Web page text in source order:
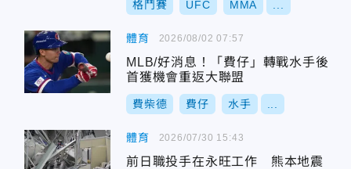
格鬥賽 UFC MMA
體育
MLB/好消息！「費仔」轉戰水手後
首獲機會重返大聯盟
費柴德 費仔 水手
2026/08/02 07:57
體育
前日職投手在永旺工作 熊本地震
2026/07/30 15:43